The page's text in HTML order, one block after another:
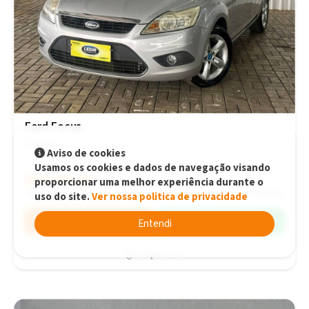
Ford Focus
R$45.900,00
R$45.900,00
2013 116.000 km
Joaçaba - SC
Aviso de cookies
Usamos os cookies e dados de navegação visando
proporcionar uma melhor experiência durante o
uso do site.Ver nossa politica de privacidade
Entendi